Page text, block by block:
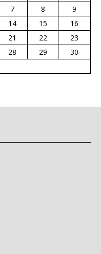
7 8
9
14 15
16
21 22
23
28 29
30